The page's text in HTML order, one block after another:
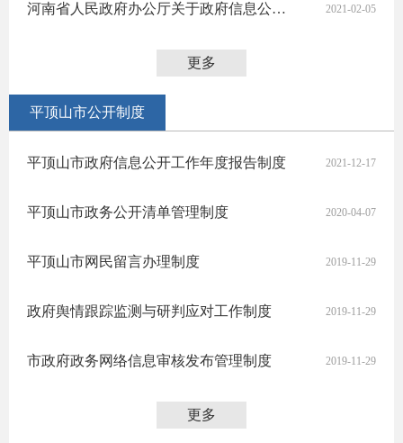
河南省人民政府办公厅关于政府信息公开信息处理费征收有关问题的通知 2021-02-05
更多
平顶山市公开制度
平顶山市政府信息公开工作年度报告制度 2021-12-17
平顶山市政务公开清单管理制度 2020-04-07
平顶山市网民留言办理制度 2019-11-29
政府舆情跟踪监测与研判应对工作制度 2019-11-29
市政府政务网络信息审核发布管理制度 2019-11-29
更多